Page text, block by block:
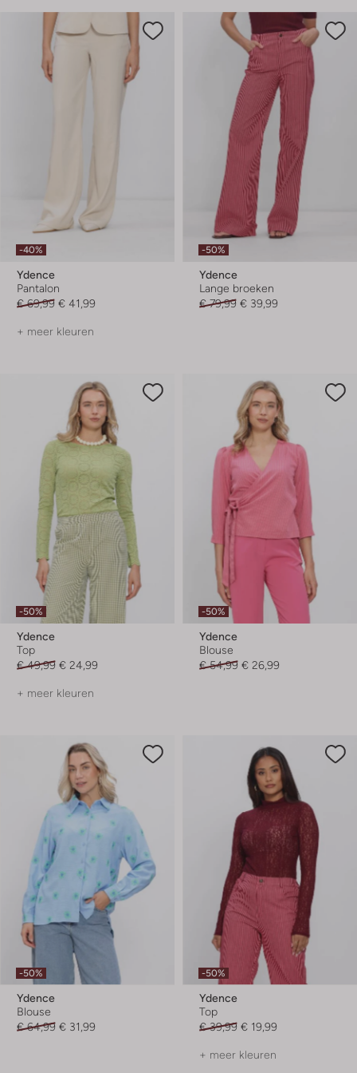
-40%
Ydence
Pantalon
€ 69,99 € 41,99
+ meer kleuren
-50%
Ydence
Lange broeken
€ 79,99 € 39,99
-50%
Ydence
Top
€ 49,99 € 24,99
+ meer kleuren
-50%
Ydence
Blouse
€ 54,99 € 26,99
-50%
Ydence
Blouse
€ 64,99 € 31,99
-50%
Ydence
Top
€ 39,99 € 19,99
+ meer kleuren